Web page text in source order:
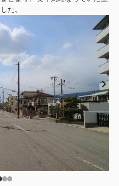
た。